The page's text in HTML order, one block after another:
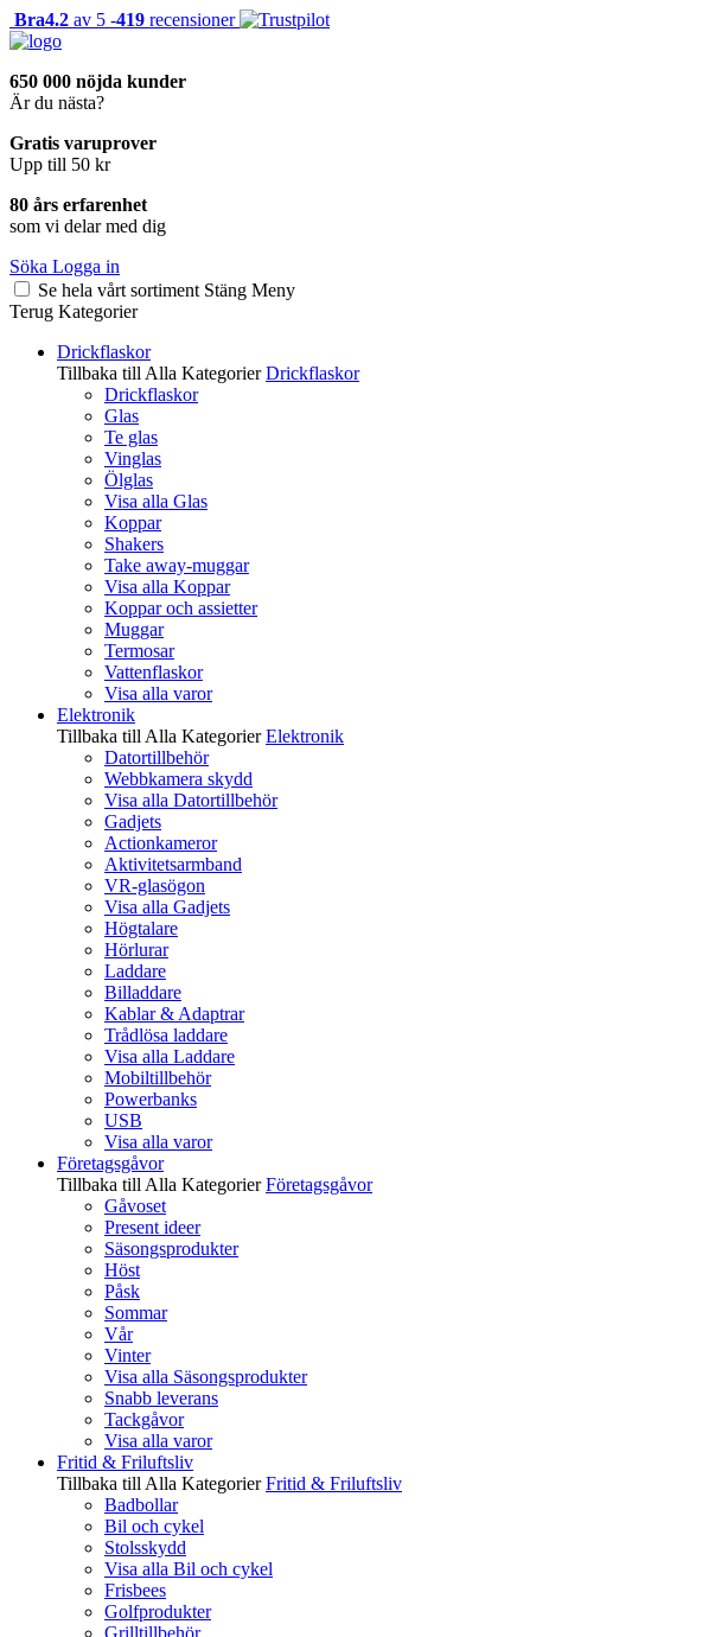
Bra4.2 av 5 -419 recensioner
650 000 nöjda kunder
Är du nästa?
Gratis varuprover
Upp till 50 kr
80 års erfarenhet
som vi delar med dig
Söka Logga in
Se hela vårt sortiment Stäng Meny
Terug Kategorier
Drickflaskor
Tillbaka till Alla Kategorier Drickflaskor
Drickflaskor
Glas
Te glas
Vinglas
Ölglas
Visa alla Glas
Koppar
Shakers
Take away-muggar
Visa alla Koppar
Koppar och assietter
Muggar
Termosar
Vattenflaskor
Visa alla varor
Elektronik
Tillbaka till Alla Kategorier Elektronik
Datortillbehör
Webbkamera skydd
Visa alla Datortillbehör
Gadjets
Actionkameror
Aktivitetsarmband
VR-glasögon
Visa alla Gadjets
Högtalare
Hörlurar
Laddare
Billaddare
Kablar & Adaptrar
Trådlösa laddare
Visa alla Laddare
Mobiltillbehör
Powerbanks
USB
Visa alla varor
Företagsgåvor
Tillbaka till Alla Kategorier Företagsgåvor
Gåvoset
Present ideer
Säsongsprodukter
Höst
Påsk
Sommar
Vår
Vinter
Visa alla Säsongsprodukter
Snabb leverans
Tackgåvor
Visa alla varor
Fritid & Friluftsliv
Tillbaka till Alla Kategorier Fritid & Friluftsliv
Badbollar
Bil och cykel
Stolsskydd
Visa alla Bil och cykel
Frisbees
Golfprodukter
Grilltillbehör